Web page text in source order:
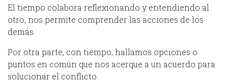
El tiempo colabora reflexionando y entendiendo al
otro, nos permite comprender las acciones de los
demás.
Por otra parte, con tiempo, hallamos opciones o
puntos en común que nos acerque a un acuerdo para
solucionar el conflicto.